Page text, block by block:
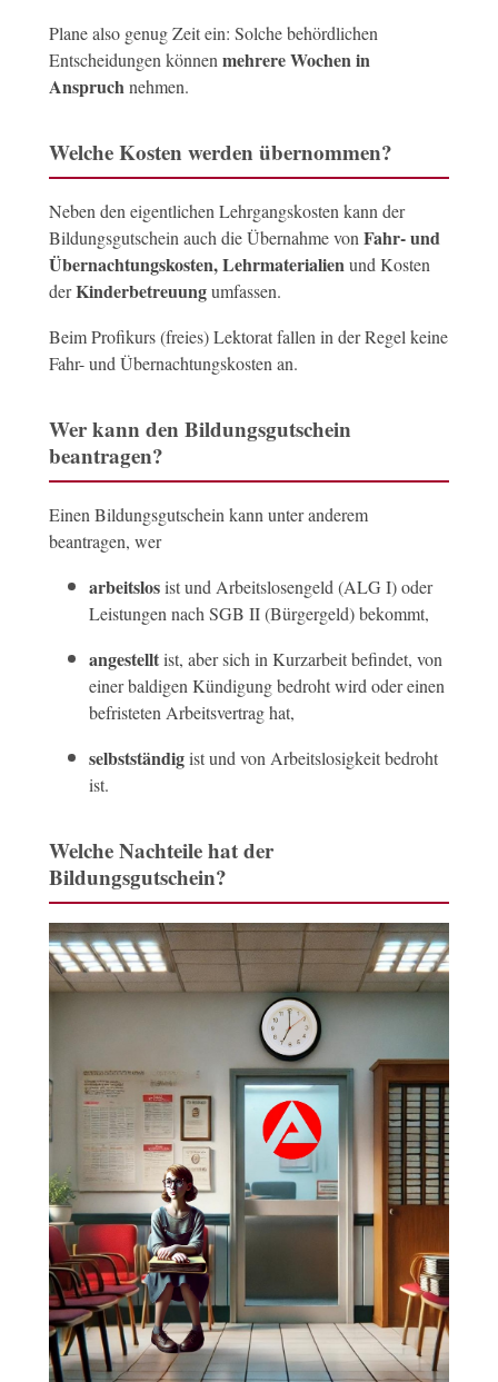
Plane also genug Zeit ein: Solche behördlichen
Entscheidungen können mehrere Wochen in
Anspruch nehmen.
Welche Kosten werden übernommen?
Neben den eigentlichen Lehrgangskosten kann der
Bildungsgutschein auch die Übernahme von Fahr- und
Übernachtungskosten, Lehrmaterialien und Kosten
derKinderbetreuungumfassen.
Beim Profikurs (freies) Lektorat fallen in der Regel keine
Fahr- und Übernachtungskosten an.
Wer kann den Bildungsgutschein
beantragen?
Einen Bildungsgutschein kann unter anderem
beantragen, wer
arbeitslosist und Arbeitslosengeld (ALG I) oder
Leistungen nach SGB II (Bürgergeld) bekommt,
angestelltist, aber sich in Kurzarbeit befindet, von
einer baldigen Kündigung bedroht wird oder einen
befristeten Arbeitsvertrag hat,
selbstständigist und von Arbeitslosigkeit bedroht
ist.
Welche Nachteile hat der
Bildungsgutschein?